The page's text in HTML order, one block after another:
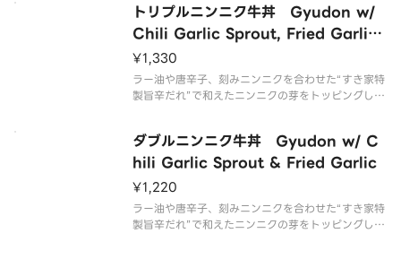
トリプルニンニク牛丼 Gyudon w/
Chili Garlic Sprout, Fried Garlic
& Chili Garlic Flakes
¥1,330
ラー油や唐辛子、刻みニンニクを合わせた“すき家特
製旨辛だれ”で和えたニンニクの芽をトッピングした
クをトッピングした商品です。※辛さが強い商品で
す。お子様・辛いものが
ダブルニンニク牛丼 Gyudon w/ C
hili Garlic Sprout & Fried Garlic
¥1,220
ラー油や唐辛子、刻みニンニクを合わせた“すき家特
製旨辛だれ”で和えたニンニクの芽をトッピングした